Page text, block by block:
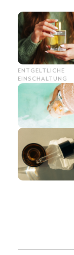
ENTGELTLICHE
EINSCHALTUNG